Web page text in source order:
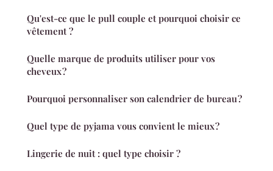
Qu'est-ce que le pull couple et pourquoi choisir ce
vêtement ?
Quelle marque de produits utiliser pour vos
cheveux ?
Pourquoi personnaliser son calendrier de bureau ?
Quel type de pyjama vous convient le mieux ?
Lingerie de nuit : quel type choisir ?